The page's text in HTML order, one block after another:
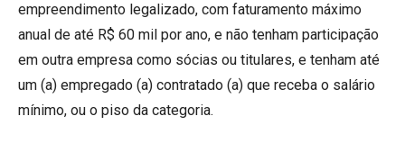
empreendimento legalizado, com faturamento máximo
anual de até R$ 60 mil por ano, e não tenham participação
em outra empresa como sócias ou titulares, e tenham até
um (a) empregado (a) contratado (a) que receba o salário
mínimo, ou o piso da categoria.